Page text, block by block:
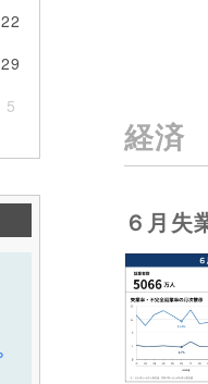
22
29
5
経済
６月